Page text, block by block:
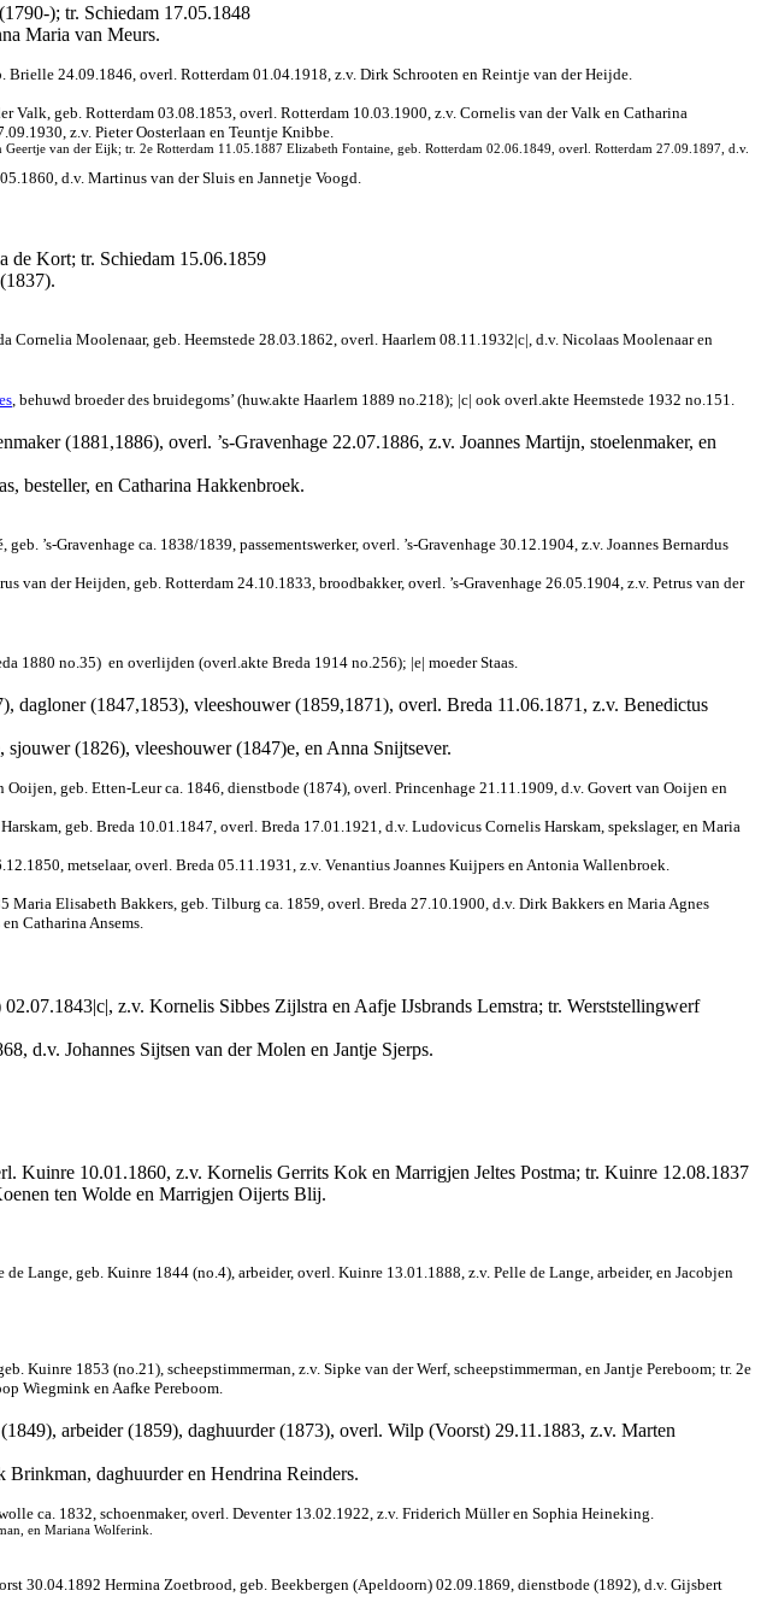
); tr. Schiedam 17.05.1848
Maria van Meurs.
24.09.1846, overl. Rotterdam 01.04.1918, z.v. Dirk Schrooten en Reintje van der Heijde.
geb. Rotterdam 03.08.1853, overl. Rotterdam 10.03.1900, z.v. Cornelis van der Valk en Catharina
z.v. Pieter Oosterlaan en Teuntje Knibbe.
van der Eijk; tr. 2e Rotterdam 11.05.1887 Elizabeth Fontaine, geb. Rotterdam 02.06.1849, overl. Rotterdam 27.09.1897, d.v.
d.v. Martinus van der Sluis en Jannetje Voogd.
de Kort; tr. Schiedam 15.06.1859
Moolenaar, geb. Heemstede 28.03.1862, overl. Haarlem 08.11.1932|c|, d.v. Nicolaas Moolenaar en
, behuwd broeder des bruidegoms’ (huw.akte Haarlem 1889 no.218); |c| ook overl.akte Heemstede 1932 no.151.
(1881,1886), overl. ’s-Gravenhage 22.07.1886, z.v. Joannes Martijn, stoelenmaker, en
besteller, en Catharina Hakkenbroek.
’s-Gravenhage ca. 1838/1839, passementswerker, overl. ’s-Gravenhage 30.12.1904, z.v. Joannes Bernardus
van der Heijden, geb. Rotterdam 24.10.1833, broodbakker, overl. ’s-Gravenhage 26.05.1904, z.v. Petrus van der
1880 no.35) en overlijden (overl.akte Breda 1914 no.256); |e| moeder Staas.
dagloner (1847,1853), vleeshouwer (1859,1871), overl. Breda 11.06.1871, z.v. Benedictus
(1826), vleeshouwer (1847)e, en Anna Snijtsever.
geb. Etten-Leur ca. 1846, dienstbode (1874), overl. Princenhage 21.11.1909, d.v. Govert van Ooijen en
geb. Breda 10.01.1847, overl. Breda 17.01.1921, d.v. Ludovicus Cornelis Harskam, spekslager, en Maria
metselaar, overl. Breda 05.11.1931, z.v. Venantius Joannes Kuijpers en Antonia Wallenbroek.
Elisabeth Bakkers, geb. Tilburg ca. 1859, overl. Breda 27.10.1900, d.v. Dirk Bakkers en Maria Agnes
Catharina Ansems.
z.v. Kornelis Sibbes Zijlstra en Aafje IJsbrands Lemstra; tr. Werststellingwerf
d.v. Johannes Sijtsen van der Molen en Jantje Sjerps.
Kuinre 10.01.1860, z.v. Kornelis Gerrits Kok en Marrigjen Jeltes Postma; tr. Kuinre 12.08.1837
ten Wolde en Marrigjen Oijerts Blij.
geb. Kuinre 1844 (no.4), arbeider, overl. Kuinre 13.01.1888, z.v. Pelle de Lange, arbeider, en Jacobjen
1853 (no.21), scheepstimmerman, z.v. Sipke van der Werf, scheepstimmerman, en Jantje Pereboom; tr. 2e
Wiegmink en Aafke Pereboom.
arbeider (1859), daghuurder (1873), overl. Wilp (Voorst) 29.11.1883, z.v. Marten
daghuurder en Hendrina Reinders.
ca. 1832, schoenmaker, overl. Deventer 13.02.1922, z.v. Friderich Müller en Sophia Heineking.
en Mariana Wolferink.
30.04.1892 Hermina Zoetbrood, geb. Beekbergen (Apeldoorn) 02.09.1869, dienstbode (1892), d.v. Gijsbert